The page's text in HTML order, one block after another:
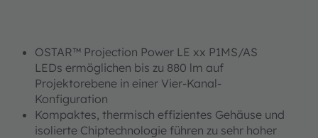
OSTAR™ Projection Power LE xx P1MS/AS
LEDs ermöglichen bis zu 880 lm auf
Projektorebene in einer Vier-Kanal-
Konfiguration
Kompaktes, thermisch effizientes Gehäuse und
isolierte Chiptechnologie führen zu sehr hoher